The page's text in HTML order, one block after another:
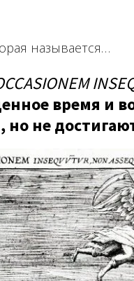
называется…
время и
но не